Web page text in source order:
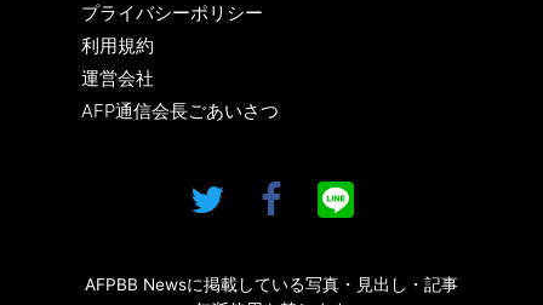
プライバシーポリシー
利用規約
運営会社
AFP通信会長ごあいさつ
AFPBB Newsに掲載している写真・見出し・記事